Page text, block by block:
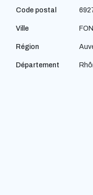
Code postal
Ville
Région
Département